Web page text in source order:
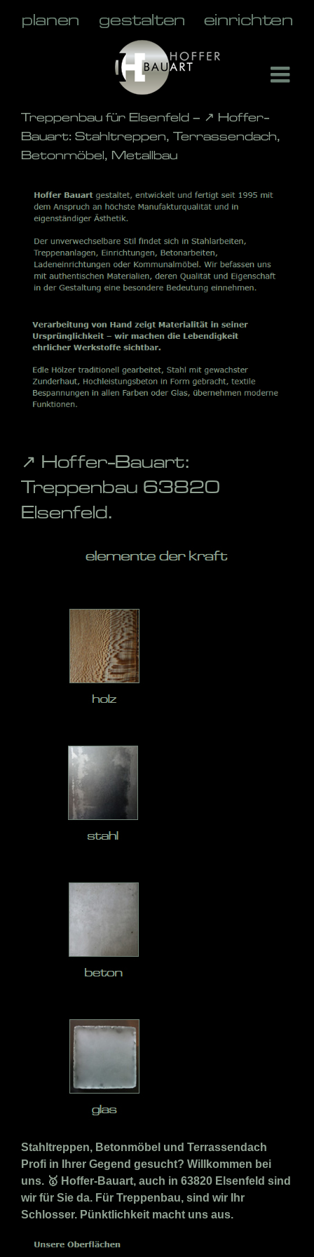
Treppenbau für Elsenfeld – ↗️ Hoffer-
Bauart: Stahltreppen, Terrassendach,
Betonmöbel, Metallbau
↗️ Hoffer-Bauart:
Treppenbau 63820
Elsenfeld.
Stahltreppen, Betonmöbel und Terrassendach
Profi in Ihrer Gegend gesucht? Willkommen bei
uns. 🥇 Hoffer-Bauart, auch in 63820 Elsenfeld sind
wir für Sie da. Für Treppenbau, sind wir Ihr
Schlosser. Pünktlichkeit macht uns aus.